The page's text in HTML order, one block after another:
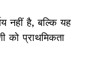
नहीं है, बल्कि यह
को प्राथमिकता